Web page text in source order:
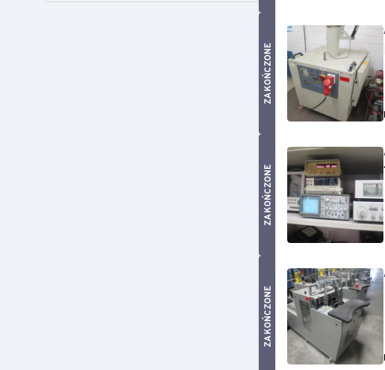
ZAKOŃCZONE
ZAKOŃCZONE
ZAKOŃCZONE